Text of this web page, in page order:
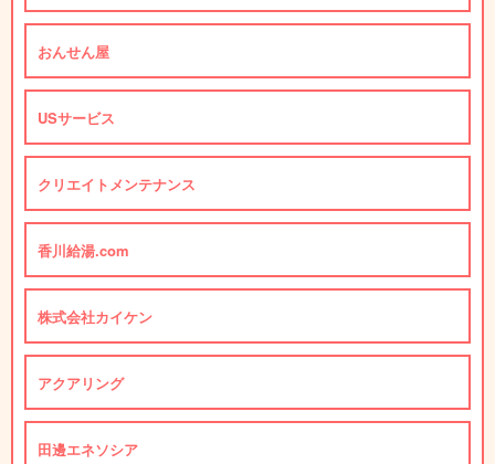
おんせん屋
USサービス
クリエイトメンテナンス
香川給湯.com
株式会社カイケン
アクアリング
田邊エネソシア